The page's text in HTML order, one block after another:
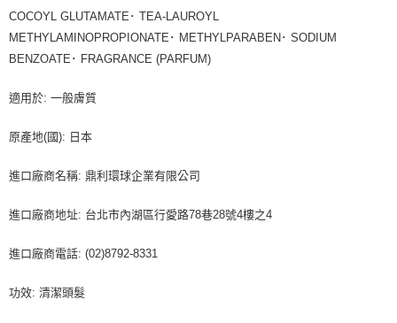
COCOYL GLUTAMATE･ TEA-LAUROYL
METHYLAMINOPROPIONATE･ METHYLPARABEN･ SODIUM
BENZOATE･ FRAGRANCE (PARFUM)
適用於: 一般膚質
原產地(國): 日本
進口廠商名稱: 鼎利環球企業有限公司
進口廠商地址: 台北市內湖區行愛路78巷28號4樓之4
進口廠商電話: (02)8792-8331
功效: 清潔頭髮